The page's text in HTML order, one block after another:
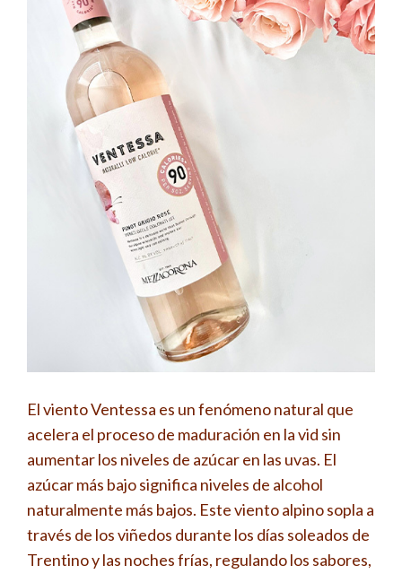
El viento Ventessa es un fenómeno natural que
acelera el proceso de maduración en la vid sin
aumentar los niveles de azúcar en las uvas. El
azúcar más bajo significa niveles de alcohol
naturalmente más bajos. Este viento alpino sopla a
través de los viñedos durante los días soleados de
Trentino y las noches frías, regulando los sabores,